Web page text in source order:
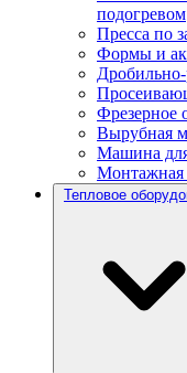
подогревом
Пресса по
Формы и
Фрезерное
Вырубная
Машина
Тепловое